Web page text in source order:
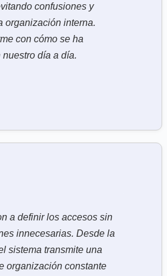
confusiones y
organización interna.
con cómo se ha
día a día.
a definir los accesos sin
innecesarias. Desde la
sistema transmite una
organización constante